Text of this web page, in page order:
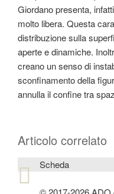
Giordano presenta,
molto libera. Questa
distribuzione sulla
aperte e dinamiche.
creano un senso di
sconfinamento della
annulla il confine tra
Articolo correlato
Scheda